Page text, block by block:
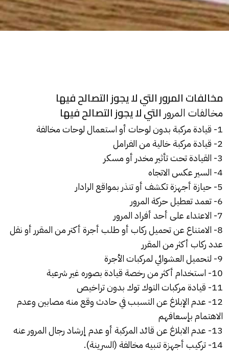
مخالفات المرور التي لا يجوز التصالح فيها
مخالفات المرور التي لا يجوز التصالح فيها
1- قيادة مركبة بدون لوحات أو استعمال لوحات مخالفة
2- قيادة مركبة خالية من الفرامل
3- القيادة تحت تأثير مخدر أو مسكر
4- السير عكس الاتجاه
5- حيازة أجهزة تكشف أو تنذر بمواقع الرادار
6- تعمد تعطيل حركة المرور
7- الاعتداء على أحد أفراد المرور
8- الامتناع عن تحميل ركاب أو طلب أجرة أكتر من المقرر أو نقل
عدد ركاب أكثر من المقرر
9- لتحميل العشوائي لمركبات الأجرة
10- استخدام أكثر من رخصة قيادة بصوره غير شرعية
11- قيادة مركبات التوك توك بدون تراخيص
12- عدم الإبلاغ عن التسبب في حادث وقع منه مصابين وعدم
الاهتمام بإسعافهم
13- عدم الابلاغ عن قائد المركبة أو عدم إرشاد رجال المرور عنه
14- تركيب أجهزة تنبيه مخالفة (السرينة).